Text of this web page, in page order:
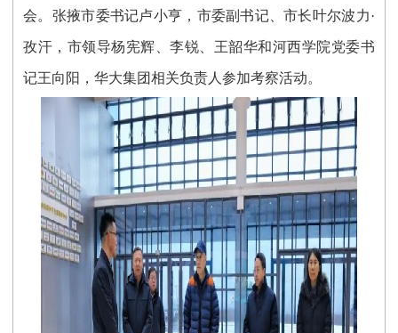
会。张掖市委书记卢小亨，市委副书记、市长叶尔波力·
孜汗，市领导杨宪辉、李锐、王韶华和河西学院党委书
记王向阳，华大集团相关负责人参加考察活动。